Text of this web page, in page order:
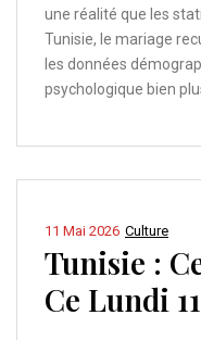
une réalité que les
Tunisie, le mariage
les données
psychologique bien
Culture
11 Mai 2026
Tunisie :
Ce Lundi